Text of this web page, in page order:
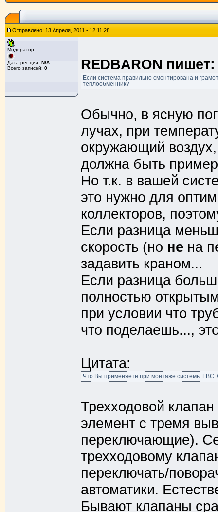
Отправлено: 13 Апреля, 2011 - 12:11:28
Модератор
Дата рег-ции: N/A
Всего записей: 0 REDBARON пишет:
Если система правильно смонтирована и
теплообменник?
Обычно, в ясную
лучах, при
окружающий
должна быть
Но т.к. в вашей
это нужно для
коллекторов,
Если разница
скорость (но не на
задавить краном...
Если разница
полностью
при условии что
что поделаешь...,
Цитата:
Что Вы применяете при монтаже системы ГВС
Трехходовой
элемент с тремя
переключающие).
трехходовому
переключать/
автоматики.
Бывают клапаны